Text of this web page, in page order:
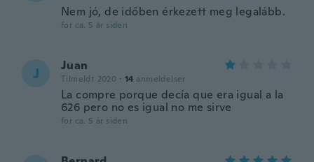
Nem jó, de időben érkezett meg legalább.
for ca. 5 år siden
J Juan
Tilmeldt 2020 · 14 anmeldelser
La compre porque decía que era igual a la
626 pero no es igual no me sirve
for ca. 5 år siden